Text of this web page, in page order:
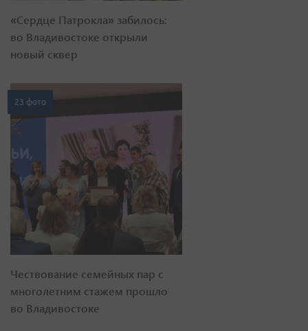
«Сердце Патрокла» забилось:
во Владивостоке открыли
новый сквер
23 фото
Чествование семейных пар с
многолетним стажем прошло
во Владивостоке